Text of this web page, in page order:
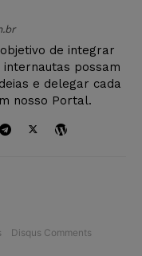
de integrar
internautas possam
e delegar cada
nosso Portal.
Disqus Comments